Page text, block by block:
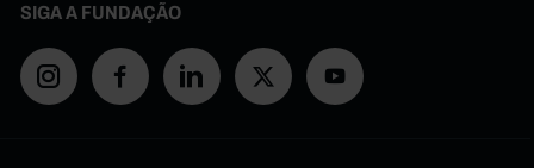
SIGA A FUNDAÇÃO